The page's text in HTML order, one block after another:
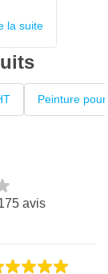
la suite
Peinture
avis